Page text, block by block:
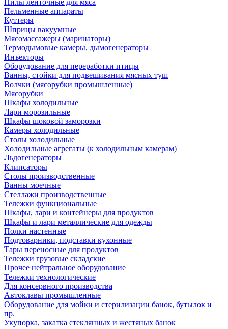
Пилы ленточные для мяса
Пельменные аппараты
Куттеры
Шприцы вакуумные
Мясомассажеры (маринаторы)
Термодымовые камеры, дымогенераторы
Инъекторы
Оборудование для переработки птицы
Ванны, стойки для подвешивания мясных туш
Волчки (мясорубки промышленные)
Мясорубки
Шкафы холодильные
Лари морозильные
Шкафы шоковой заморозки
Камеры холодильные
Столы холодильные
Холодильные агрегаты (к холодильным камерам)
Льдогенераторы
Клипсаторы
Столы производственные
Ванны моечные
Стеллажи производственные
Тележки функциональные
Шкафы, лари и контейнеры для продуктов
Шкафы и лари металлические для одежды
Полки настенные
Подтоварники, подставки кухонные
Тары переносные для продуктов
Тележки грузовые складские
Прочее нейтральное оборудование
Тележки технологические
Для консервного производства
Автоклавы промышленные
Оборудование для мойки и стерилизации банок, бутылок и
пр.
Укупорка, закатка стеклянных и жестяных банок